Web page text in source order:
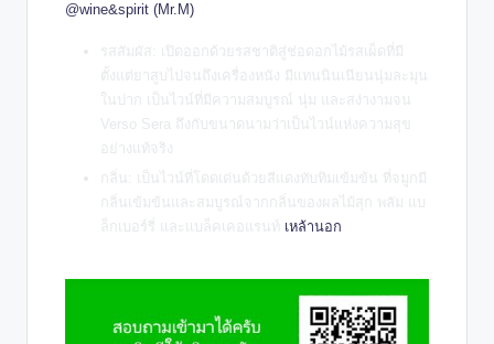
@wine&spirit (Mr.M)
รสสัมผัส: เปิดออกด้วยรสชาติสู่ช่อดอกไม้รสเผ็ดที่มี
ตั้งแต่ยาสูบไปจนถึงเครื่องหนัง มีแทนนินเนียนนุ่มละมุน
ในปาก เป็นไวน์ที่มีความสมบูรณ์ นุ่ม และสง่างามจน
Verso Sera ถึงกับขนาดนามว่าเป็นไวน์แห่งความสุข
อย่างแท้จริง
กลิ่น: เป็นไวน์ที่โดดเด่นด้วยสีแดงทับทิมเข้มข้น ที่จมูกมี
กลิ่นเข้มข้นและสมบูรณ์จากกลิ่นของผลไม้สุก พลัม แบ
ล็กเบอร์รี่ และแบล็คเคอแรนท์ เหล้านอก